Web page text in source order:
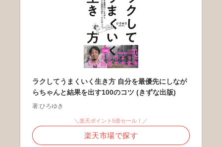
ラクしてうまくいく生き方 自分を最優先にしなが
らちゃんと結果を出す100のコツ (きずな出版)
著:ひろゆき
＼楽天ポイント5倍セール！／
楽天市場で探す